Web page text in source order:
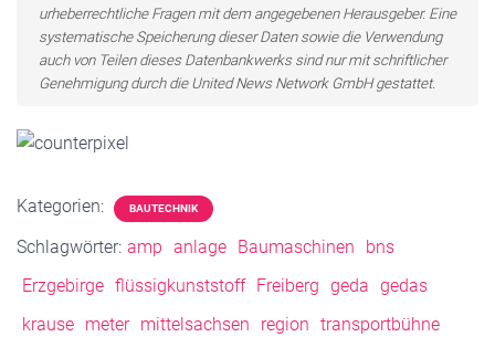
urheberrechtliche Fragen mit dem angegebenen Herausgeber. Eine
systematische Speicherung dieser Daten sowie die Verwendung
auch von Teilen dieses Datenbankwerks sind nur mit schriftlicher
Genehmigung durch die United News Network GmbH gestattet.
Kategorien: BAUTECHNIK
Schlagwörter: amp anlage Baumaschinen
bns
Erzgebirge flüssigkunststoff Freiberg geda gedas
krause meter mittelsachsen region transportbühne